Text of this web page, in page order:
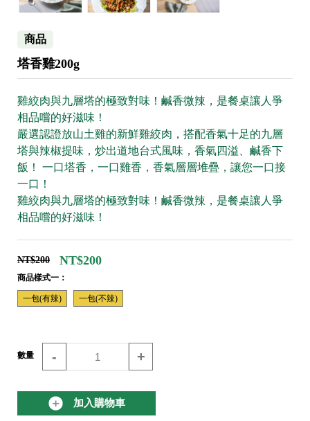
商品
塔香雞200g
雞絞肉與九層塔的極致對味！鹹香微辣，是餐桌讓人爭
相品嚐的好滋味！
嚴選認證放山土雞的新鮮雞絞肉，搭配香氣十足的九層
塔與辣椒提味，炒出道地台式風味，香氣四溢、鹹香下
飯！ 一口塔香，一口雞香，香氣層層堆疊，讓您一口接
一口！
雞絞肉與九層塔的極致對味！鹹香微辣，是餐桌讓人爭
相品嚐的好滋味！
NT$200 NT$200
商品樣式一：
一包(有辣) 一包(不辣)
數量 - +
加入購物車